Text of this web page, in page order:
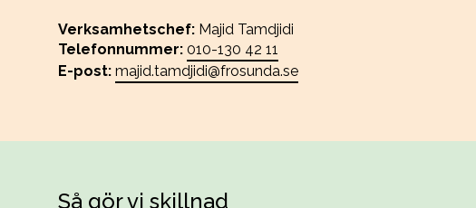
Verksamhetschef: Majid Tamdjidi
Telefonnummer: 010-130 42 11
E-post: majid.tamdjidi@frosunda.se
Så gör vi skillnad